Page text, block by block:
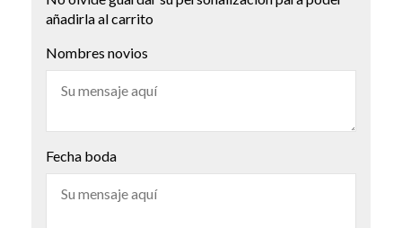
añadirla al carrito
Nombres novios
Fecha boda